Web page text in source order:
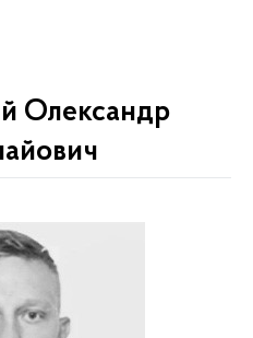
Олександр